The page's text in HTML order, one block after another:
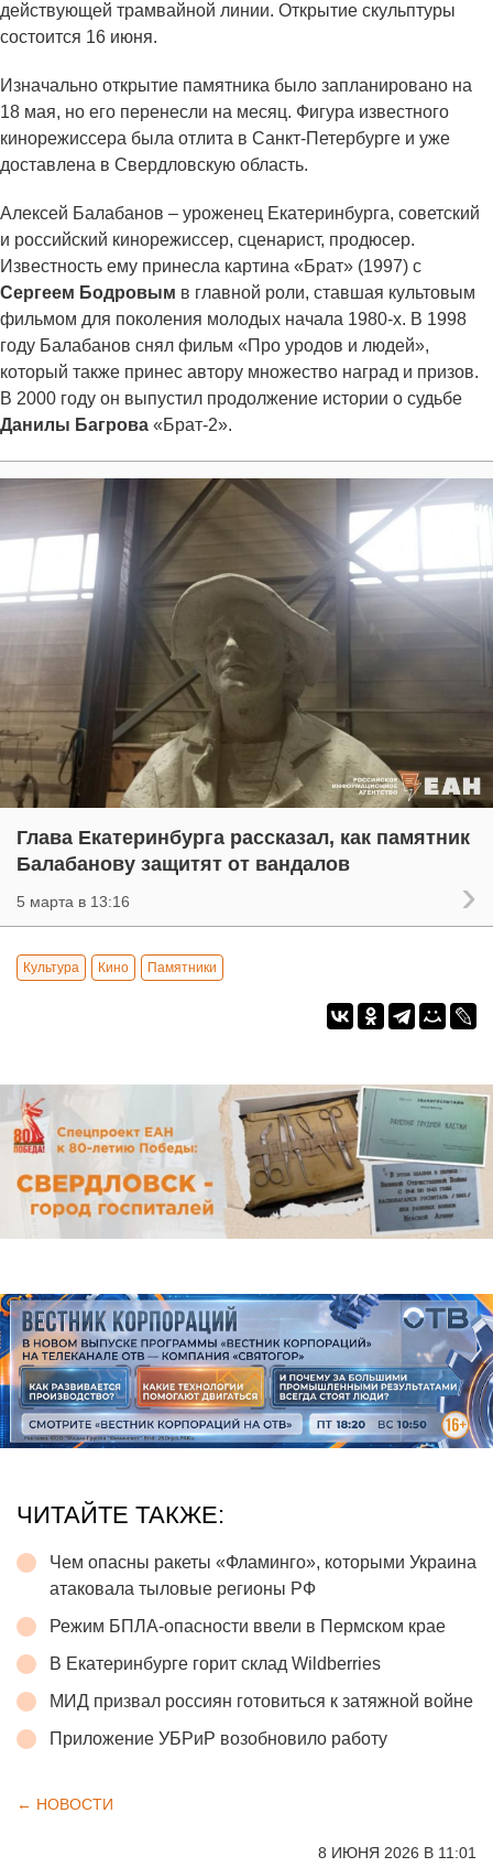
действующей трамвайной линии. Открытие скульптуры
состоится 16 июня.
Изначально открытие памятника было запланировано на
18 мая, но его перенесли на месяц. Фигура известного
кинорежиссера была отлита в Санкт-Петербурге и уже
доставлена в Свердловскую область.
Алексей Балабанов – уроженец Екатеринбурга, советский
и российский кинорежиссер, сценарист, продюсер.
Известность ему принесла картина «Брат» (1997) с
Сергеем Бодровым в главной роли, ставшая культовым
фильмом для поколения молодых начала 1980-х. В 1998
году Балабанов снял фильм «Про уродов и людей»,
который также принес автору множество наград и призов.
В 2000 году он выпустил продолжение истории о судьбе
Данилы Багрова «Брат-2».
Глава Екатеринбурга рассказал, как памятник
Балабанову защитят от вандалов
5 марта в 13:16
Культура Кино Памятники
ЧИТАЙТЕ ТАКЖЕ:
Чем опасны ракеты «Фламинго», которыми Украина
атаковала тыловые регионы РФ
Режим БПЛА-опасности ввели в Пермском крае
В Екатеринбурге горит склад Wildberries
МИД призвал россиян готовиться к затяжной войне
Приложение УБРиР возобновило работу
← НОВОСТИ
8 ИЮНЯ 2026 В 11:01